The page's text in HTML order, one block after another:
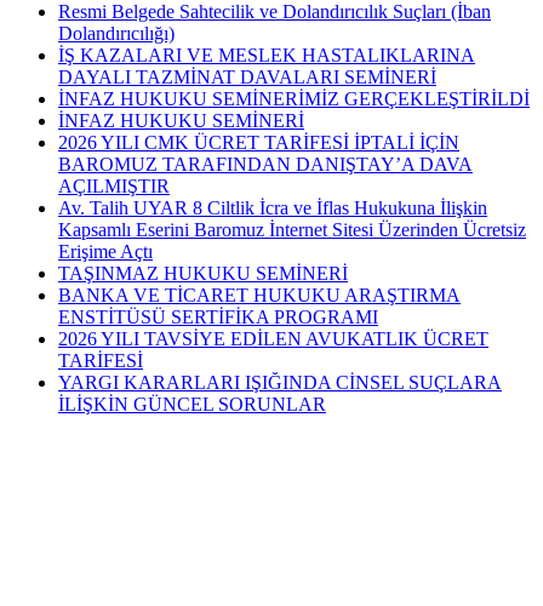
Resmi Belgede Sahtecilik ve Dolandırıcılık Suçları (İban
Dolandırıcılığı)
İŞ KAZALARI VE MESLEK HASTALIKLARINA
DAYALI TAZMİNAT DAVALARI SEMİNERİ
İNFAZ HUKUKU SEMİNERİMİZ GERÇEKLEŞTİRİLDİ
İNFAZ HUKUKU SEMİNERİ
2026 YILI CMK ÜCRET TARİFESİ İPTALİ İÇİN
BAROMUZ TARAFINDAN DANIŞTAY’A DAVA
AÇILMIŞTIR
Av. Talih UYAR 8 Ciltlik İcra ve İflas Hukukuna İlişkin
Kapsamlı Eserini Baromuz İnternet Sitesi Üzerinden Ücretsiz
Erişime Açtı
TAŞINMAZ HUKUKU SEMİNERİ
BANKA VE TİCARET HUKUKU ARAŞTIRMA
ENSTİTÜSÜ SERTİFİKA PROGRAMI
2026 YILI TAVSİYE EDİLEN AVUKATLIK ÜCRET
TARİFESİ
YARGI KARARLARI IŞIĞINDA CİNSEL SUÇLARA
İLİŞKİN GÜNCEL SORUNLAR